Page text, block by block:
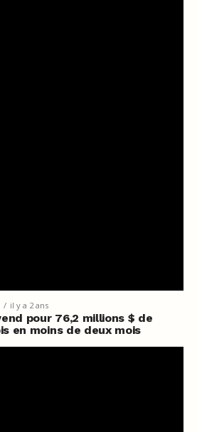
il y a 2 ans
pour 76,2 millions $ de
en moins de deux mois